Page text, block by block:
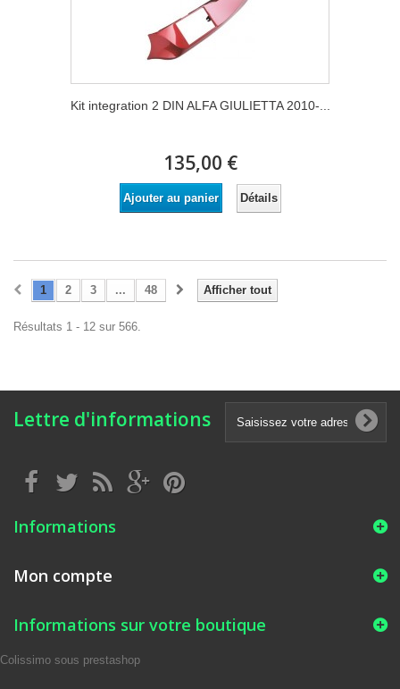
Kit integration 2 DIN ALFA GIULIETTA 2010-...
135,00 €
Ajouter au panier Détails
Afficher tout
1 2 3 ... 48
Résultats 1 - 12 sur 566.
Lettre d'informations
Informations
Mon compte
Informations sur votre boutique
Colissimo sous prestashop